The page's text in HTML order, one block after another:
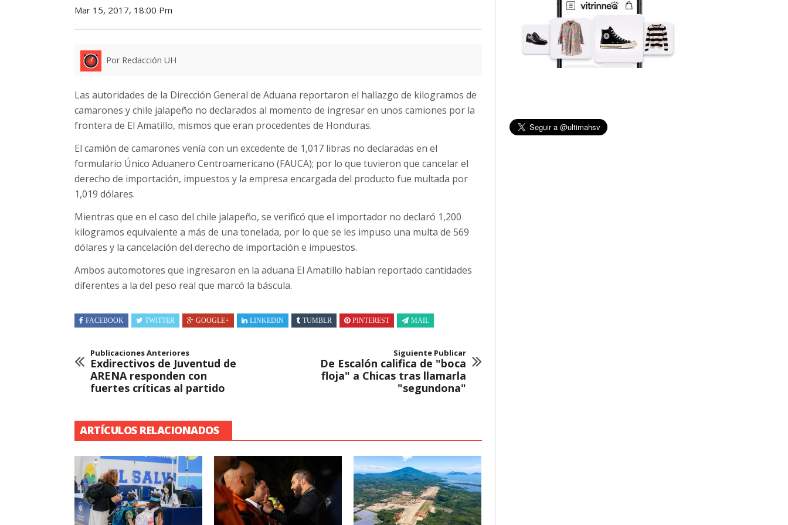
Mar 15, 2017, 18:00 Pm
Por Redacción UH
Las autoridades de la Dirección General de Aduana reportaron el hallazgo de kilogramos de
camarones y chile jalapeño no declarados al momento de ingresar en unos camiones por la
frontera de El Amatillo, mismos que eran procedentes de Honduras.
El camión de camarones venía con un excedente de 1,017 libras no declaradas en el
formulario Único Aduanero Centroamericano (FAUCA); por lo que tuvieron que cancelar el
derecho de importación, impuestos y la empresa encargada del producto fue multada por
1,019 dólares.
Mientras que en el caso del chile jalapeño, se verificó que el importador no declaró 1,200
kilogramos equivalente a más de una tonelada, por lo que se les impuso una multa de 569
dólares y la cancelación del derecho de importación e impuestos.
Ambos automotores que ingresaron en la aduana El Amatillo habían reportado cantidades
diferentes a la del peso real que marcó la báscula.
FACEBOOK TWITTER GOOGLE+ LINKEDIN TUMBLR PINTEREST MAIL
Publicaciones Anteriores
Exdirectivos de Juventud de
ARENA responden con
fuertes críticas al partido
Siguiente Publicar
De Escalón califica de "boca
floja" a Chicas tras llamarla
"segundona"
ARTÍCULOS RELACIONADOS